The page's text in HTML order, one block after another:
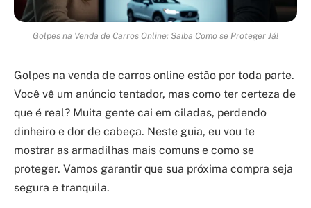
Golpes na Venda de Carros Online: Saiba Como se Proteger Já!
Golpes na venda de carros online estão por toda parte.
Você vê um anúncio tentador, mas como ter certeza de
que é real? Muita gente cai em ciladas, perdendo
dinheiro e dor de cabeça. Neste guia, eu vou te
mostrar as armadilhas mais comuns e como se
proteger. Vamos garantir que sua próxima compra seja
segura e tranquila.